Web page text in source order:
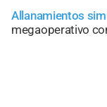
Allanamientos
megaoperativo